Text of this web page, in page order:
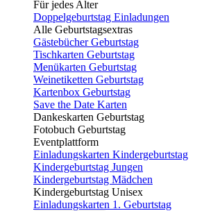
Für jedes Alter
Doppelgeburtstag Einladungen
Alle Geburtstagsextras
Gästebücher Geburtstag
Tischkarten Geburtstag
Menükarten Geburtstag
Weinetiketten Geburtstag
Kartenbox Geburtstag
Save the Date Karten
Dankeskarten Geburtstag
Fotobuch Geburtstag
Eventplattform
Einladungskarten Kindergeburtstag
Kindergeburtstag Jungen
Kindergeburtstag Mädchen
Kindergeburtstag Unisex
Einladungskarten 1. Geburtstag